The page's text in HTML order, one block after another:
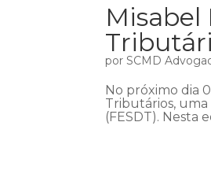
Misabel
porSCMD
No próximo dia
Tributários,
(FESDT). Nesta